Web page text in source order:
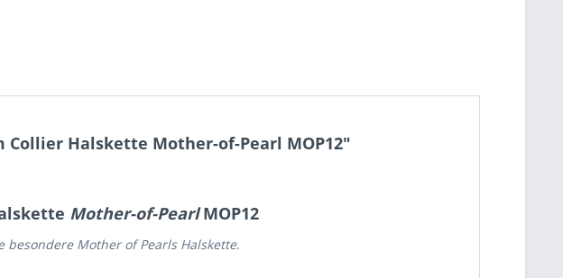
Halskette Mother-of-Pearl MOP12"
Mother-of-PearlMOP12
Mother of Pearls Halskette.